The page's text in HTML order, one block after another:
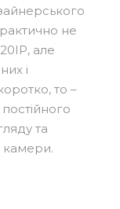
не
але
і
то –
та
камери.